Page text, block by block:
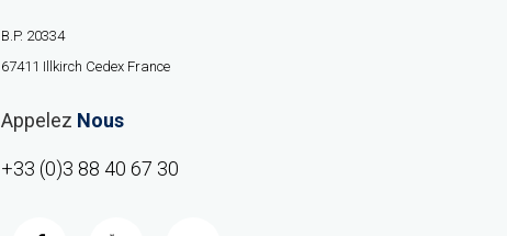
B.P. 20334
67411 Illkirch Cedex France
Appelez Nous
+33 (0)3 88 40 67 30